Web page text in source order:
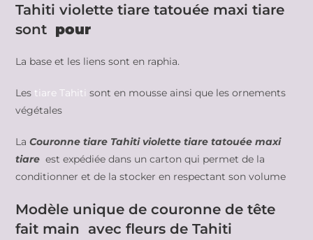
Tahiti violette tiare tatouée maxi tiare
sont pour
La base et les liens sont en raphia.
Les tiare Tahiti sont en mousse ainsi que les ornements
végétales
LaCouronne tiare Tahiti violette tiare tatouée maxi
tiare est expédiée dans un carton qui permet de la
conditionner et de la stocker en respectant son volume
Modèle unique de couronne de tête
fait main avec fleurs de Tahiti